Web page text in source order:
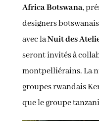
Africa Botswana,
designers
avec laNuit des
seront invités à
montpelliérains. La
groupes rwandais
que le groupe